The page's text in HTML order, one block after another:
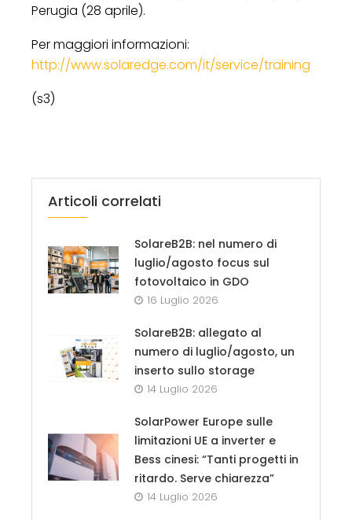
Perugia (28 aprile).
Per maggiori informazioni:
http://www.solaredge.com/it/service/training
(s3)
Articoli correlati
SolareB2B: nel numero di
luglio/agosto focus sul
fotovoltaico in GDO
16 Luglio 2026
SolareB2B: allegato al
numero di luglio/agosto, un
inserto sullo storage
14 Luglio 2026
SolarPower Europe sulle
limitazioni UE a inverter e
Bess cinesi: “Tanti progetti in
ritardo. Serve chiarezza”
14 Luglio 2026